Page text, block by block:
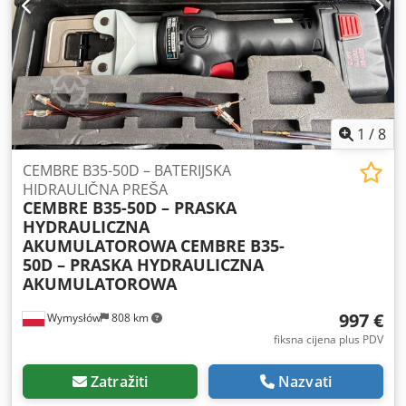
videozapise ili za dogovor termina pregleda. Ako imate bilo
kakvih pitanja ili trebate dodatne informacije, slobodno
nam pošaljite poruku ili nas nazovite.
1 /8
Wymysłów 808 km
CEMBRE B35-50D – BATERIJSKA
HIDRAULIČNA PREŠA
CEMBRE B35-50D – PRASKA
HYDRAULICZNA
AKUMULATOROWA CEMBRE B35-
50D – PRASKA HYDRAULICZNA
AKUMULATOROWA
997 €
fiksna cijena plus PDV
Zatražiti Nazvati